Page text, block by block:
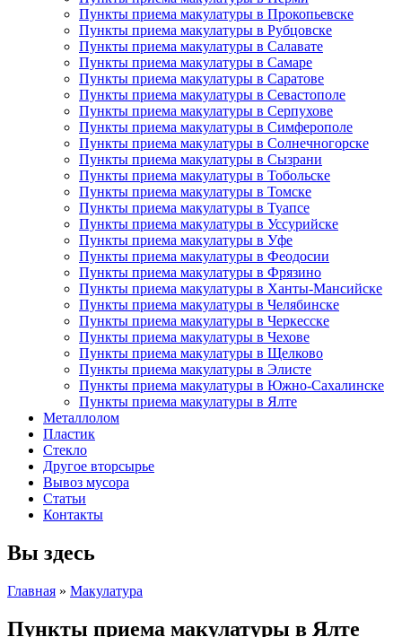
Пункты приема макулатуры в Прокопьевске
Пункты приема макулатуры в Рубцовске
Пункты приема макулатуры в Салавате
Пункты приема макулатуры в Самаре
Пункты приема макулатуры в Саратове
Пункты приема макулатуры в Севастополе
Пункты приема макулатуры в Серпухове
Пункты приема макулатуры в Симферополе
Пункты приема макулатуры в Солнечногорске
Пункты приема макулатуры в Сызрани
Пункты приема макулатуры в Тобольске
Пункты приема макулатуры в Томске
Пункты приема макулатуры в Туапсе
Пункты приема макулатуры в Уссурийске
Пункты приема макулатуры в Уфе
Пункты приема макулатуры в Феодосии
Пункты приема макулатуры в Фрязино
Пункты приема макулатуры в Ханты-Мансийске
Пункты приема макулатуры в Челябинске
Пункты приема макулатуры в Черкесске
Пункты приема макулатуры в Чехове
Пункты приема макулатуры в Щелково
Пункты приема макулатуры в Элисте
Пункты приема макулатуры в Южно-Сахалинске
Пункты приема макулатуры в Ялте
Металлолом
Пластик
Стекло
Другое вторсырье
Вывоз мусора
Статьи
Контакты
Вы здесь
Главная » Макулатура
Пункты приема макулатуры в Ялте